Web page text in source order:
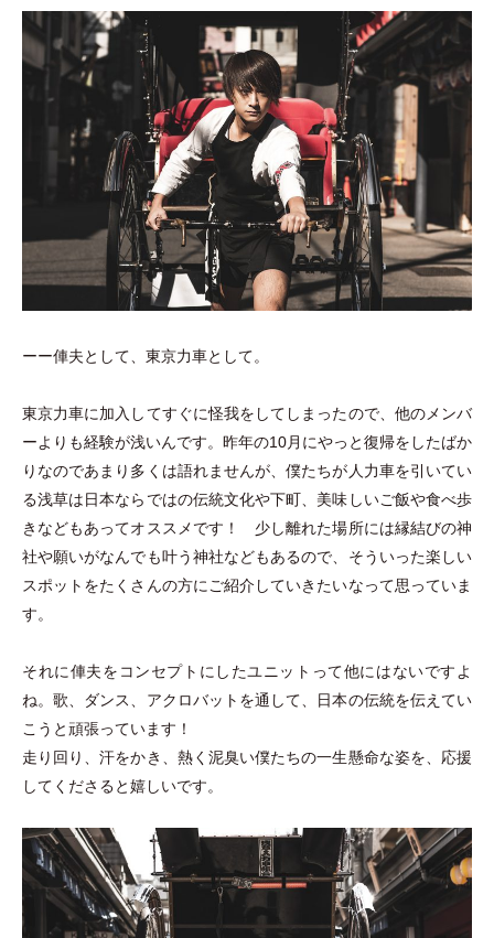
ーー俥夫として、東京力車として。
東京力車に加入してすぐに怪我をしてしまったので、他のメンバ
ーよりも経験が浅いんです。昨年の10月にやっと復帰をしたばか
りなのであまり多くは語れませんが、僕たちが人力車を引いてい
る浅草は日本ならではの伝統文化や下町、美味しいご飯や食べ歩
きなどもあってオススメです！ 少し離れた場所には縁結びの神
社や願いがなんでも叶う神社などもあるので、そういった楽しい
スポットをたくさんの方にご紹介していきたいなって思っていま
す。
それに俥夫をコンセプトにしたユニットって他にはないですよ
ね。歌、ダンス、アクロバットを通して、日本の伝統を伝えてい
こうと頑張っています！
走り回り、汗をかき、熱く泥臭い僕たちの一生懸命な姿を、応援
してくださると嬉しいです。